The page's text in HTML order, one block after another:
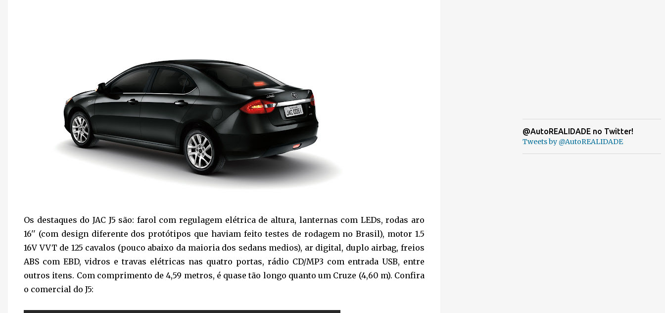
Os destaques do JAC J5 são: farol com regulagem elétrica de altura, lanternas com LEDs, rodas aro
16'' (com design diferente dos protótipos que haviam feito testes de rodagem no Brasil), motor 1.5
16V VVT de 125 cavalos (pouco abaixo da maioria dos sedans medios), ar digital, duplo airbag, freios
ABS com EBD, vidros e travas elétricas nas quatro portas, rádio CD/MP3 com entrada USB, entre
outros itens. Com comprimento de 4,59 metros, é quase tão longo quanto um Cruze (4,60 m). Confira
o comercial do J5:
@AutoREALIDADE no Twitter!
Tweets by @AutoREALIDADE